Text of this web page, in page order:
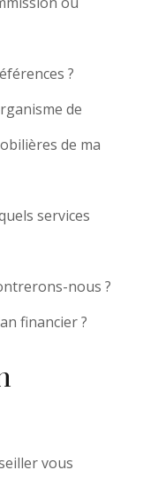
?
de
de ma
services
nous ?
financier ?
vous